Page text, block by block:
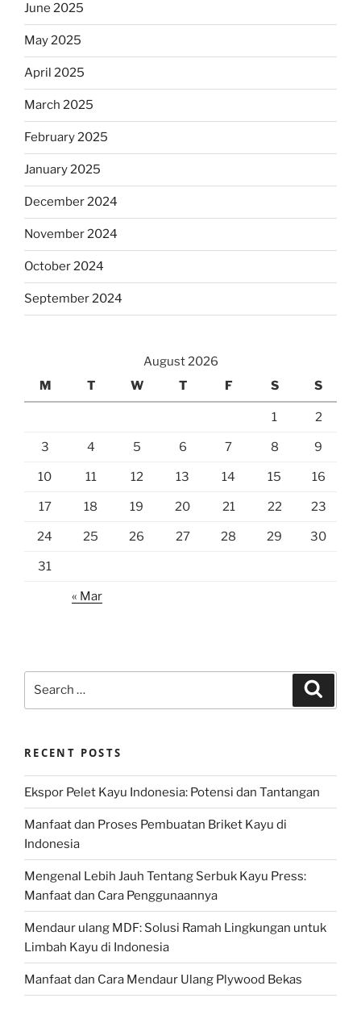
June 2025
May 2025
April 2025
March 2025
February 2025
January 2025
December 2024
November 2024
October 2024
September 2024
August 2026
M
T W T F S S
1 2
3 4 5 6 7 8 9
10 11 12 13 14 15 16
17 18 19 20 21 22 23
24 25 26 27 28 29 30
31
« Mar
RECENT POSTS
Ekspor Pelet Kayu Indonesia: Potensi dan Tantangan
Manfaat dan Proses Pembuatan Briket Kayu di
Indonesia
Mengenal Lebih Jauh Tentang Serbuk Kayu Press:
Manfaat dan Cara Penggunaannya
Mendaur ulang MDF: Solusi Ramah Lingkungan untuk
Limbah Kayu di Indonesia
Manfaat dan Cara Mendaur Ulang Plywood Bekas